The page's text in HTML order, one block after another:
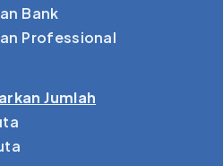
Bank
Professional
Jumlah